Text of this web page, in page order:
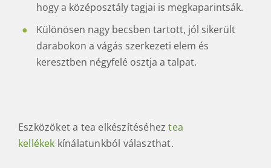
hogy a középosztály tagjai is megkaparintsák.
Különösen nagy becsben tartott, jól sikerült
darabokon a vágás szerkezeti elem és
keresztben négyfelé osztja a talpat.
Eszközöket a tea elkészítéséhez tea
kellékek kínálatunkból választhat.